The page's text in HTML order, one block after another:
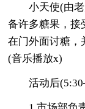
小天使(由老
备许多糖果，接
在门外面讨糖，
(音乐播放x)
活动后